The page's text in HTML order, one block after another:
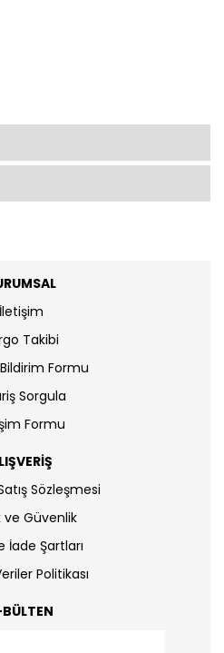
İletişim
Takibi
Formu
Sorgula
Formu
Sözleşmesi
ve Güvenlik
İade Şartları
Politikası